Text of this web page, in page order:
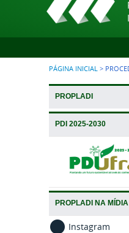
PÁGINA INICIAL >
PROPLADI
PDI 2025-2030
PROPLADI NA MÍDIA
Instagram